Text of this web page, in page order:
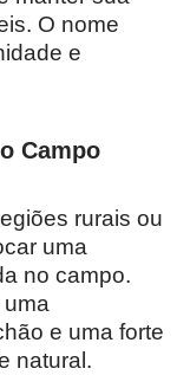
O nome
e
Campo
rurais ou
uma
no campo.
e uma forte
natural.